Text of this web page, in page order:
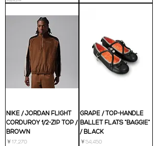
NIKE / JORDAN FLIGHT
CORDUROY 1/2-ZIP TOP /
BROWN
価格
￥17,270
GRAPE / TOP-HANDLE
BALLET FLATS "BAGGIE"
/ BLACK
価格
￥54,450